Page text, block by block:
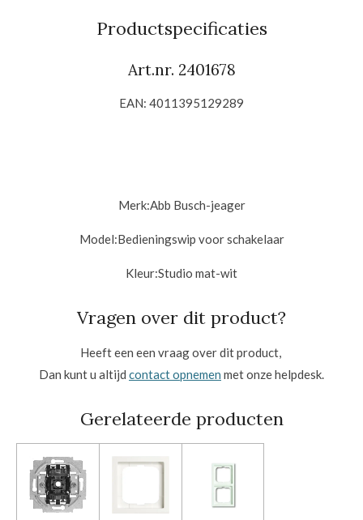
Productspecificaties
Art.nr. 2401678
EAN: 4011395129289
Merk:Abb Busch-jeager
Model:Bedieningswip voor schakelaar
Kleur:Studio mat-wit
Vragen over dit product?
Heeft een een vraag over dit product,
Dan kunt u altijd contact opnemen met onze helpdesk.
Gerelateerde producten